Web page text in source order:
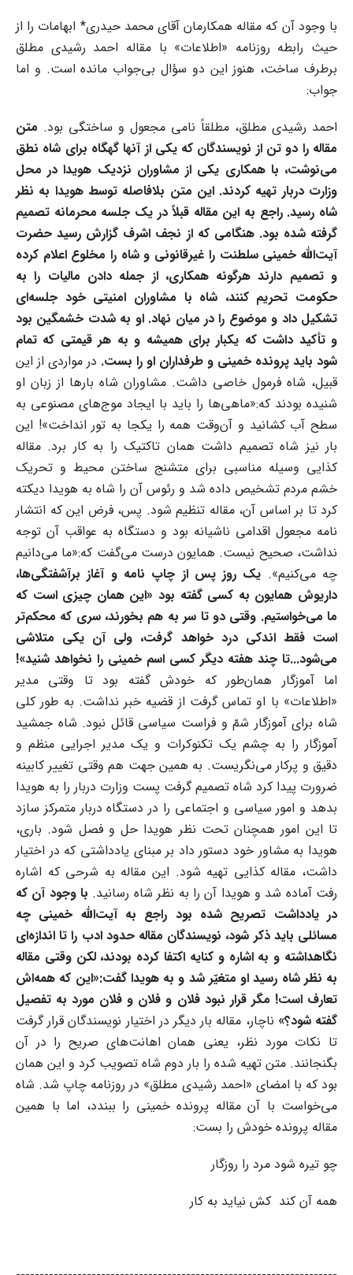
با وجود آن که مقاله همکارمان آقای محمد حیدری* ابهامات را از
حیث رابطه روزنامه «اطلاعات» با مقاله احمد رشیدی مطلق
برطرف ساخت، هنوز این دو سؤال بی‌جواب مانده است. و اما
جواب:
احمد رشیدی مطلق، مطلقاً نامی مجعول و ساختگی بود. متن
مقاله را دو تن از نویسندگان که یکی از آنها گهگاه برای شاه نطق
می‌نوشت، با همکاری یکی از مشاوران نزدیک هویدا در محل
وزارت دربار تهیه کردند. این متن بلافاصله توسط هویدا به نظر
شاه رسید. راجع به این مقاله قبلاً در یک جلسه محرمانه تصمیم
گرفته شده بود. هنگامی که از نجف اشرف گزارش رسید حضرت
آیت‌الله خمینی سلطنت را غیرقانونی و شاه را مخلوع اعلام کرده
و تصمیم دارند هرگونه همکاری، از جمله دادن مالیات را به
حکومت تحریم کنند، شاه با مشاوران امنیتی خود جلسه‌ای
تشکیل داد و موضوع را در میان نهاد. او به شدت خشمگین بود
و تأکید داشت که یکبار برای همیشه و به هر قیمتی که تمام
شود باید پرونده خمینی و طرفداران او را بست. در مواردی از این
قبیل، شاه فرمول خاصی داشت. مشاوران شاه بارها از زبان او
شنیده بودند که:«ماهی‌ها را باید با ایجاد موج‌های مصنوعی به
سطح آب کشانید و آن‌وقت همه را یکجا به تور انداخت»! این
بار نیز شاه تصمیم داشت همان تاکتیک را به کار برد. مقاله
کذایی وسیله مناسبی برای متشنج ساختن محیط و تحریک
خشم مردم تشخیص داده شد و رئوس آن را شاه به هویدا دیکته
کرد تا بر اساس آن، مقاله تنظیم شود. پس، فرض این که انتشار
نامه مجعول اقدامی ناشیانه بود و دستگاه به عواقب آن توجه
نداشت، صحیح نیست. همایون درست می‌گفت که:«ما می‌دانیم
چه می‌کنیم». یک روز پس از چاپ نامه و آغاز برآشفتگی‌ها،
داریوش همایون به کسی گفته بود «این همان چیزی است که
ما می‌خواستیم. وقتی دو تا سر به هم بخورند، سری که محکم‌تر
است فقط اندکی درد خواهد گرفت، ولی آن یکی متلاشی
می‌شود...تا چند هفته دیگر کسی اسم خمینی را نخواهد شنید»!
اما آموزگار همان‌طور که خودش گفته بود تا وقتی مدیر
«اطلاعات» با او تماس گرفت از قضیه خبر نداشت. به طور کلی
شاه برای آموزگار شمّ و فراست سیاسی قائل نبود. شاه جمشید
آموزگار را به چشم یک تکنوکرات و یک مدیر اجرایی منظم و
دقیق و پرکار می‌نگریست. به همین جهت هم وقتی تغییر کابینه
ضرورت پیدا کرد شاه تصمیم گرفت پست وزارت دربار را به هویدا
بدهد و امور سیاسی و اجتماعی را در دستگاه دربار متمرکز سازد
تا این امور همچنان تحت نظر هویدا حل‌ و فصل شود. باری،
هویدا به مشاور خود دستور داد بر مبنای یادداشتی که در اختیار
داشت، مقاله کذایی تهیه شود. این مقاله به شرحی که اشاره
رفت آماده شد و هویدا آن را به نظر شاه رسانید. با وجود آن که
در یادداشت تصریح شده بود راجع به آیت‌الله خمینی چه
مسائلی باید ذکر شود، نویسندگان مقاله حدود ادب را تا اندازه‌ای
نگاهداشته و به اشاره و کنایه اکتفا کرده بودند، لکن وقتی مقاله
به نظر شاه رسید او متغیّر شد و به هویدا گفت:«این که همه‌اش
تعارف است! مگر قرار نبود فلان و فلان و فلان مورد به تفصیل
گفته شود؟» ناچار، مقاله بار دیگر در اختیار نویسندگان قرار گرفت
تا نکات مورد نظر، یعنی همان اهانت‌های صریح را در آن
بگنجانند. متن تهیه شده را بار دوم شاه تصویب کرد و این همان
بود که با امضای «احمد رشیدی مطلق» در روزنامه چاپ شد. شاه
می‌خواست با آن مقاله پرونده خمینی را ببندد، اما با همین
مقاله پرونده خودش را بست:
چو تیره شود مرد را روزگار
همه آن کند کش نیاید به کار